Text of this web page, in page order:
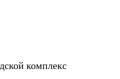
комплекс